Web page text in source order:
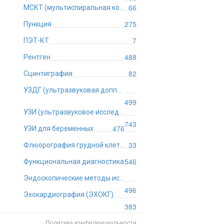
66
Пункция 275
ПЭТ-КТ 7
Рентген 488
Сцинтиграфия 82
499
743
УЗИ для беременных 476
33
Функциональная диагностика546
496
Эхокардиография (ЭХОКГ)
383
Политика конфиденциальности